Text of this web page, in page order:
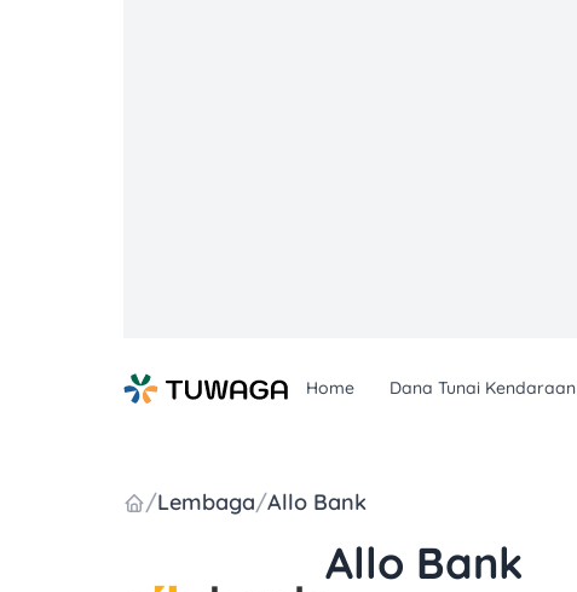
Home Dana Tunai Kendaraan
/Lembaga/Allo Bank
Allo Bank